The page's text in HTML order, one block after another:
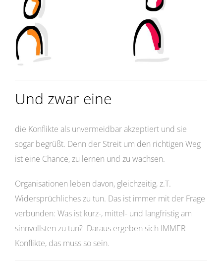
Und zwar eine
die Konflikte als unvermeidbar akzeptiert und sie
sogar begrüßt. Denn der Streit um den richtigen Weg
ist eine Chance, zu lernen und zu wachsen.
Organisationen leben davon, gleichzeitig, z.T.
Widersprüchliches zu tun. Das ist immer mit der Frage
verbunden: Was ist kurz-, mittel- und langfristig am
sinnvollsten zu tun? Daraus ergeben sich IMMER
Konflikte, das muss so sein.